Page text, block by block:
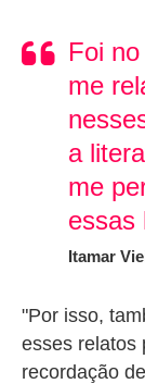
Foi
me
a
me
essas
Itamar
"Por isso,
esses relatos
recordação